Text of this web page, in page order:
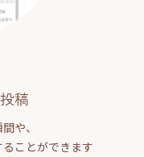
稿
や、
ことができます